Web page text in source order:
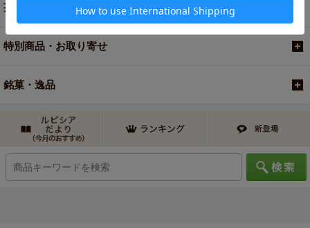
茶器・オリジナルグッズ
特別商品・お取り寄せ
銘菓・逸品